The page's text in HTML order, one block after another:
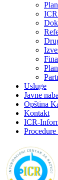
Usluge
Javne
Opština
Kontakt
ICR-